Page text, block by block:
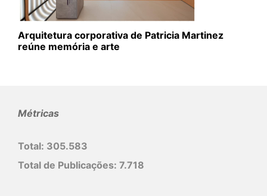
Arquitetura corporativa de Patricia Martinez
reúne memória e arte
Métricas
Total: 305.583
Total de Publicações: 7.718